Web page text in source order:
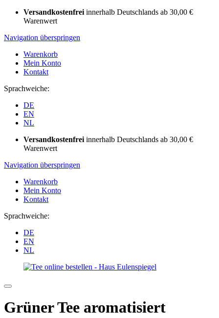
Versandkostenfrei innerhalb Deutschlands ab 30,00 €
Warenwert
Navigation überspringen
Warenkorb
Mein Konto
Kontakt
Sprachweiche:
DE
EN
NL
Versandkostenfrei innerhalb Deutschlands ab 30,00 €
Warenwert
Navigation überspringen
Warenkorb
Mein Konto
Kontakt
Sprachweiche:
DE
EN
NL
Grüner Tee aromatisiert